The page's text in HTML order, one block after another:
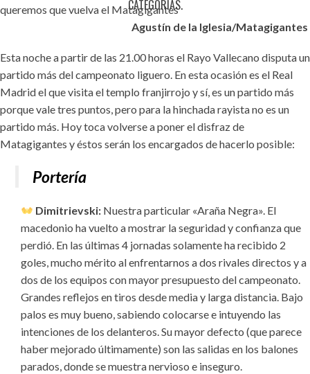
CATEGORÍAS.
queremos que vuelva el Matagigantes
Agustín de la Iglesia/Matagigantes
Esta noche a partir de las 21.00 horas el Rayo Vallecano disputa un
partido más del campeonato liguero. En esta ocasión es el Real
Madrid el que visita el templo franjirrojo y sí, es un partido más
porque vale tres puntos, pero para la hinchada rayista no es un
partido más. Hoy toca volverse a poner el disfraz de
Matagigantes y éstos serán los encargados de hacerlo posible:
Portería
Dimitrievski: Nuestra particular «Araña Negra». El
macedonio ha vuelto a mostrar la seguridad y confianza que
perdió. En las últimas 4 jornadas solamente ha recibido 2
goles, mucho mérito al enfrentarnos a dos rivales directos y a
dos de los equipos con mayor presupuesto del campeonato.
Grandes reflejos en tiros desde media y larga distancia. Bajo
palos es muy bueno, sabiendo colocarse e intuyendo las
intenciones de los delanteros. Su mayor defecto (que parece
haber mejorado últimamente) son las salidas en los balones
parados, donde se muestra nervioso e inseguro.